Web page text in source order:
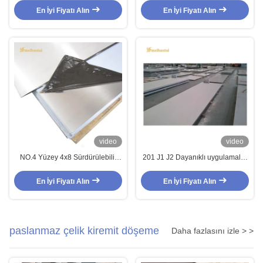
Paslanmaz Çelik Yaprak
En İyi Fiyatı Alın
1240mm Genişlik
En İyi Fiyatı Alın
video
NO.4 Yüzey 4x8 Sürdürülebilir
Soğuk Çelik
En İyi Fiyatı Alın
video
201 J1 J2 Dayanıklı uygulamalar
lastikli paslanmaz çelik levhası
4x8
En İyi Fiyatı Alın
paslanmaz çelik kiremit döşeme Daha fazlasını izle > >